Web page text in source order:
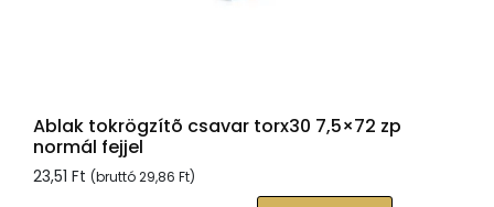
Ablak tokrögzítõ csavar torx30 7,5×72 zp
normál fejjel
23,51 Ft (bruttó29,86 Ft)